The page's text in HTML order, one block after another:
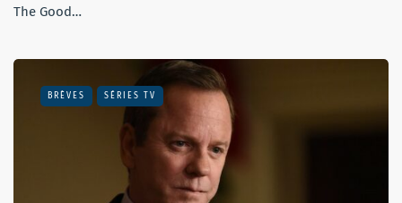
The Good…
BRÈVES SÉRIES TV